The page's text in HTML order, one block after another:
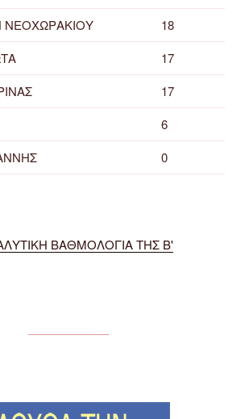
18
17
17
6
0
ΒΑΘΜΟΛΟΓΙΑ ΤΗΣ Β'